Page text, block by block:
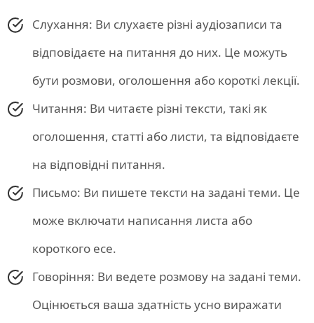
Слухання: Ви слухаєте різні аудіозаписи та
відповідаєте на питання до них. Це можуть
бути розмови, оголошення або короткі лекції.
Читання: Ви читаєте різні тексти, такі як
оголошення, статті або листи, та відповідаєте
на відповідні питання.
Письмо: Ви пишете тексти на задані теми. Це
може включати написання листа або
короткого есе.
Говоріння: Ви ведете розмову на задані теми.
Оцінюється ваша здатність усно виражати